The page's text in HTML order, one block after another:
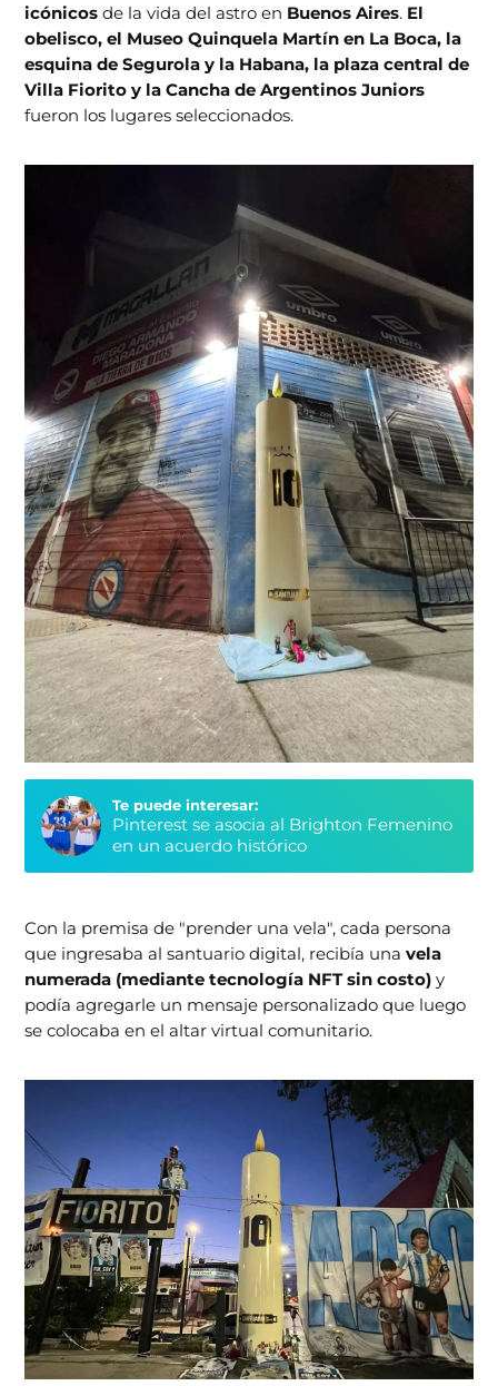
icónicos de la vida del astro en Buenos Aires. El
obelisco, el Museo Quinquela Martín en La Boca, la
esquina de Segurola y la Habana, la plaza central de
Villa Fiorito y la Cancha de Argentinos Juniors
fueron los lugares seleccionados.
Te puede interesar:
Pinterest se asocia al Brighton Femenino
en un acuerdo histórico
Con la premisa de "prender una vela", cada persona
que ingresaba al santuario digital, recibía unavela
numerada (mediante tecnología NFT sin costo)y
podía agregarle un mensaje personalizado que luego
se colocaba en el altar virtual comunitario.